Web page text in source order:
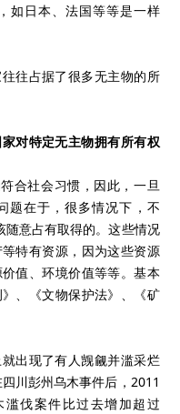
如日本、法国等等是一样
往占据了很多无主物的所
对特定无主物拥有所有权
合社会习惯，因此，一旦
题在于，很多情况下，不
随意占有取得的。这些情况
特有资源，因为这些资源
值、环境价值等等。基本
、《文物保护法》、《矿
出现了有人觊觎并滥采烂
川彭州乌木事件后，2011
伐案件比过去增加超过